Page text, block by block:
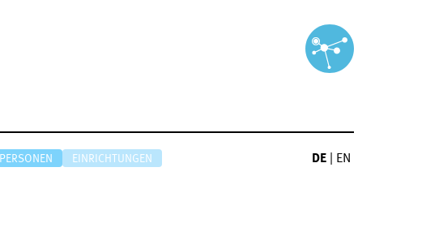
PERSONEN EINRICHTUNGEN DE EN